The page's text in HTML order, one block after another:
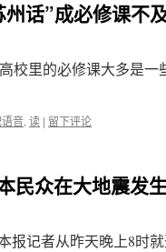
话”成必修课不
校里的必修课大多是
音, 读 | 留下评论
民众在大地震发
报记者从昨天晚上8时